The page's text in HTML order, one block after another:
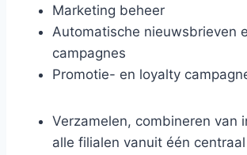
Marketing beheer
Automatische nieuwsbrieven
campagnes
Promotie- en loyalty
Verzamelen, combineren van
alle filialen vanuit één